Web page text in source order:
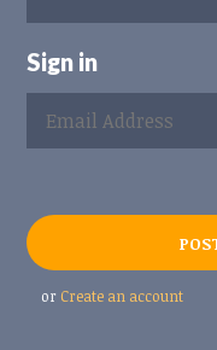
Sign in
or Create an account